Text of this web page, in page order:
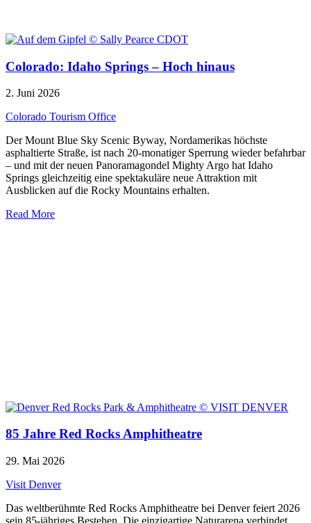
Colorado: Idaho Springs – Hoch hinaus
2. Juni 2026
Colorado Tourism Office
Der Mount Blue Sky Scenic Byway, Nordamerikas höchste
asphaltierte Straße, ist nach 20-monatiger Sperrung wieder befahrbar
– und mit der neuen Panoramagondel Mighty Argo hat Idaho
Springs gleichzeitig eine spektakuläre neue Attraktion mit
Ausblicken auf die Rocky Mountains erhalten.
Read More
85 Jahre Red Rocks Amphitheatre
29. Mai 2026
Visit Denver
Das weltberühmte Red Rocks Amphitheatre bei Denver feiert 2026
sein 85-jähriges Bestehen. Die einzigartige Naturarena verbindet